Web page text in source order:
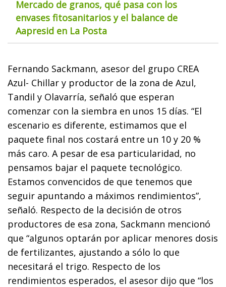
Mercado de granos, qué pasa con los
envases fitosanitarios y el balance de
Aapresid en La Posta
Fernando Sackmann, asesor del grupo CREA
Azul- Chillar y productor de la zona de Azul,
Tandil y Olavarría, señaló que esperan
comenzar con la siembra en unos 15 días. “El
escenario es diferente, estimamos que el
paquete final nos costará entre un 10 y 20 %
más caro. A pesar de esa particularidad, no
pensamos bajar el paquete tecnológico.
Estamos convencidos de que tenemos que
seguir apuntando a máximos rendimientos”,
señaló. Respecto de la decisión de otros
productores de esa zona, Sackmann mencionó
que “algunos optarán por aplicar menores dosis
de fertilizantes, ajustando a sólo lo que
necesitará el trigo. Respecto de los
rendimientos esperados, el asesor dijo que “los